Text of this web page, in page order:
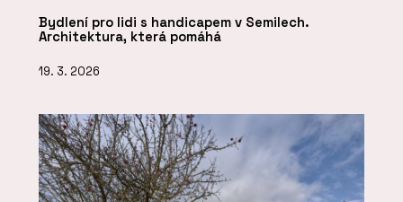
Bydlení pro lidi s handicapem v Semilech.
Architektura, která pomáhá
19. 3. 2026